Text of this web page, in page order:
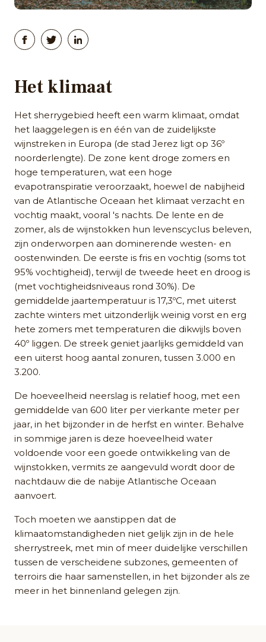
Het klimaat
Het sherrygebied heeft een warm klimaat, omdat
het laaggelegen is en één van de zuidelijkste
wijnstreken in Europa (de stad Jerez ligt op 36º
noorderlengte). De zone kent droge zomers en
hoge temperaturen, wat een hoge
evapotranspiratie veroorzaakt, hoewel de nabijheid
van de Atlantische Oceaan het klimaat verzacht en
vochtig maakt, vooral 's nachts. De lente en de
zomer, als de wijnstokken hun levenscyclus beleven,
zijn onderworpen aan dominerende westen- en
oostenwinden. De eerste is fris en vochtig (soms tot
95% vochtigheid), terwijl de tweede heet en droog is
(met vochtigheidsniveaus rond 30%). De
gemiddelde jaartemperatuur is 17,3ºC, met uiterst
zachte winters met uitzonderlijk weinig vorst en erg
hete zomers met temperaturen die dikwijls boven
40º liggen. De streek geniet jaarlijks gemiddeld van
een uiterst hoog aantal zonuren, tussen 3.000 en
3.200.
De hoeveelheid neerslag is relatief hoog, met een
gemiddelde van 600 liter per vierkante meter per
jaar, in het bijzonder in de herfst en winter. Behalve
in sommige jaren is deze hoeveelheid water
voldoende voor een goede ontwikkeling van de
wijnstokken, vermits ze aangevuld wordt door de
nachtdauw die de nabije Atlantische Oceaan
aanvoert.
Toch moeten we aanstippen dat de
klimaatomstandigheden niet gelijk zijn in de hele
sherrystreek, met min of meer duidelijke verschillen
tussen de verscheidene subzones, gemeenten of
terroirs die haar samenstellen, in het bijzonder als ze
meer in het binnenland gelegen zijn.